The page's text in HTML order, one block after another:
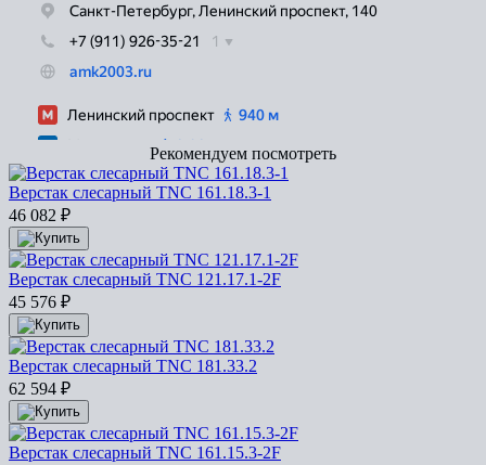
Рекомендуем посмотреть
Верстак слесарный TNC 161.18.3-1
46 082 ₽
Верстак слесарный TNC 121.17.1-2F
45 576 ₽
Верстак слесарный TNC 181.33.2
62 594 ₽
Верстак слесарный TNC 161.15.3-2F